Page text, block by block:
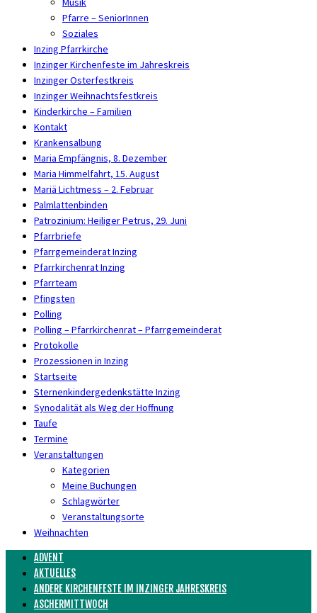
Pfarre – SeniorInnen
Soziales
Inzing Pfarrkirche
Inzinger Kirchenfeste im Jahreskreis
Inzinger Osterfestkreis
Inzinger Weihnachtsfestkreis
Kinderkirche – Familien
Kontakt
Krankensalbung
Maria Empfängnis, 8. Dezember
Maria Himmelfahrt, 15. August
Mariä Lichtmess – 2. Februar
Palmlattenbinden
Patrozinium: Heiliger Petrus, 29. Juni
Pfarrbriefe
Pfarrgemeinderat Inzing
Pfarrkirchenrat Inzing
Pfarrteam
Pfingsten
Polling
Polling – Pfarrkirchenrat – Pfarrgemeinderat
Protokolle
Prozessionen in Inzing
Startseite
Sternenkindergedenkstätte Inzing
Synodalität als Weg der Hoffnung
Taufe
Termine
Veranstaltungen
Kategorien
Meine Buchungen
Schlagwörter
Veranstaltungsorte
Weihnachten
ADVENT
AKTUELLES
ANDERE KIRCHENFESTE IM INZINGER JAHRESKREIS
ASCHERMITTWOCH